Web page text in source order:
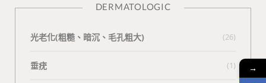
DERMATOLOGIC
光老化(粗糙、暗沉、毛孔粗大) (26)
垂疣 (1) →